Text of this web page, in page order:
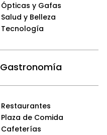
Ópticas y Gafas
Salud y Belleza
Tecnología
Gastronomía
Restaurantes
Plaza de Comida
Cafeterías